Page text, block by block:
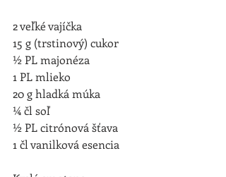
2 veľké vajíčka
15 g (trstinový) cukor
½ PL majonéza
1 PL mlieko
20 g hladká múka
¼ čl soľ
½ PL citrónová šťava
1 čl vanilková esencia